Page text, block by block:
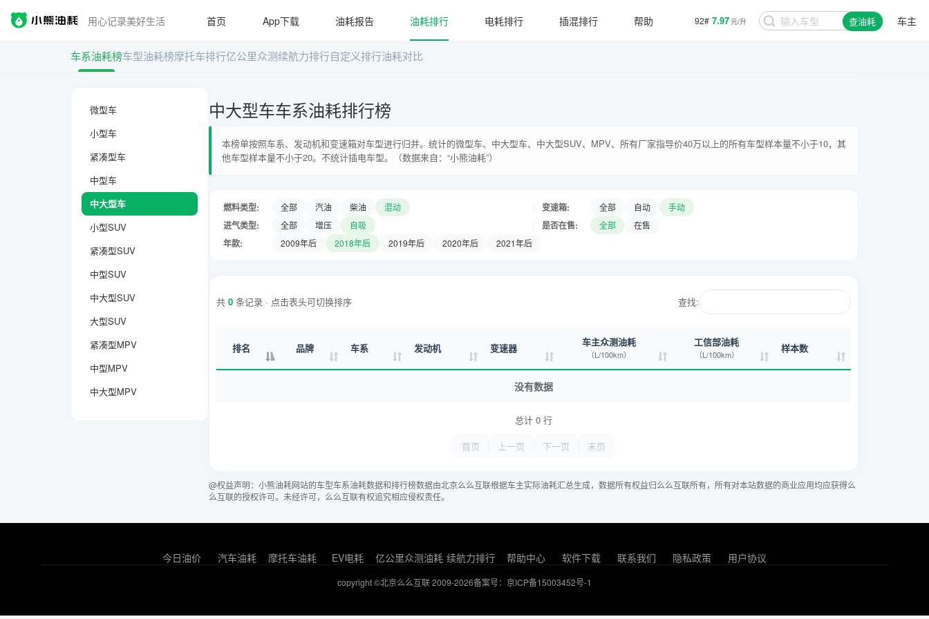
用心记录美好生活 92# 7.97元/升 查油耗 车主
首页 App下载 油耗报告 油耗排行 电耗排行 插混排行 帮助
车系油耗榜车型油耗榜摩托车排行亿公里众测续航力排行自定义排行油耗对比
微型车
小型车
紧凑型车
中型车
中大型车
小型SUV
紧凑型SUV
中型SUV
中大型SUV
大型SUV
紧凑型MPV
中型MPV
中大型MPV
中大型车车系油耗排行榜
本榜单按照车系、发动机和变速箱对车型进行归并。统计的微型车、中大型车、中大型SUV、MPV、所有厂家指导价40万以上的所有车型样本量不小于10，其
他车型样本量不小于20。不统计插电车型。（数据来自：“小熊油耗”）
燃料类型: 全部 汽油 柴油 混动 变速箱: 全部 自动 手动
进气类型: 全部 增压 自吸 是否在售: 全部 在售
年款: 2009年后 2018年后 2019年后 2020年后 2021年后
共 0 条记录 · 点击表头可切换排序 查找:
排名 品牌 车系 发动机 变速器 车主众测油耗
（L/100km）
工信部油耗
（L/100km） 样本数
没有数据
总计 0 行
首页
上一页 下一页 末页
@权益声明：小熊油耗网站的车型车系油耗数据和排行榜数据由北京么么互联根据车主实际油耗汇总生成，数据所有权益归么么互联所有，所有对本站数据的商业应用均应获得么
么互联的授权许可。未经许可，么么互联有权追究相应侵权责任。
今日油价 汽车油耗 摩托车油耗 EV电耗 亿公里众测油耗 续航力排行 帮助中心 软件下载 联系我们 隐私政策 用户协议
copyright ©北京么么互联 2009-2026备案号：京ICP备15003452号-1